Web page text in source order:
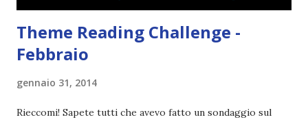
Theme Reading Challenge -
Febbraio
gennaio 31, 2014
Rieccomi! Sapete tutti che avevo fatto un sondaggio sul